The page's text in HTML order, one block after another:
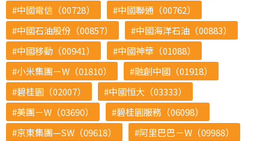
中國電信（00728）
中國聯通（00762）
中國石油股份（00857）
中國海洋石油（00883）
中國移動（00941）
中國神華（01088）
小米集團－W（01810）
融創中國（01918）
碧桂園（02007）
中國恒大（03333）
美團－W（03690）
碧桂園服務（06098）
京東集團—SW（09618）
阿里巴巴－W（09988）